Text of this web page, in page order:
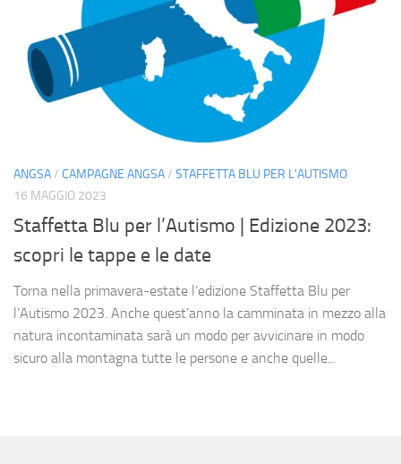
ANGSA/ CAMPAGNE ANGSA/ STAFFETTA BLU PER L'AUTISMO
16 MAGGIO 2023
Staffetta Blu per l’Autismo | Edizione 2023:
scopri le tappe e le date
Torna nella primavera-estate l’edizione Staffetta Blu per
l’Autismo 2023. Anche quest’anno la camminata in mezzo alla
natura incontaminata sarà un modo per avvicinare in modo
sicuro alla montagna tutte le persone e anche quelle...